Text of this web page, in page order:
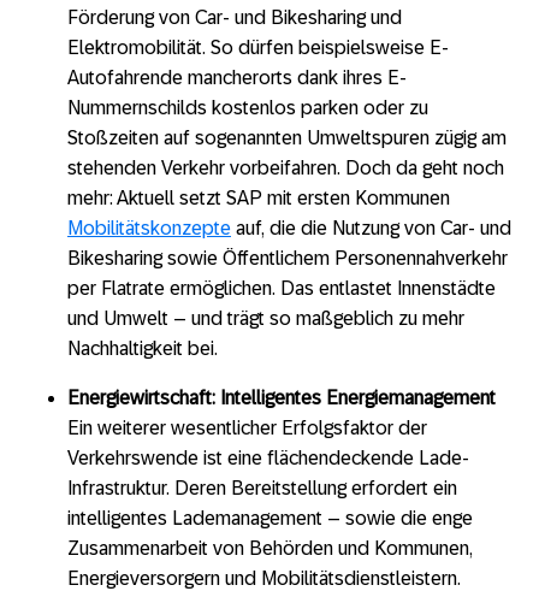
Förderung von Car- und Bikesharing und
Elektromobilität. So dürfen beispielsweise E-
Autofahrende mancherorts dank ihres E-
Nummernschilds kostenlos parken oder zu
Stoßzeiten auf sogenannten Umweltspuren zügig am
stehenden Verkehr vorbeifahren. Doch da geht noch
mehr: Aktuell setzt SAP mit ersten Kommunen
Mobilitätskonzepte auf, die die Nutzung von Car- und
Bikesharing sowie Öffentlichem Personennahverkehr
per Flatrate ermöglichen. Das entlastet Innenstädte
und Umwelt – und trägt so maßgeblich zu mehr
Nachhaltigkeit bei.
Energiewirtschaft: Intelligentes Energiemanagement
Ein weiterer wesentlicher Erfolgsfaktor der
Verkehrswende ist eine flächendeckende Lade-
Infrastruktur. Deren Bereitstellung erfordert ein
intelligentes Lademanagement – sowie die enge
Zusammenarbeit von Behörden und Kommunen,
Energieversorgern und Mobilitätsdienstleistern.